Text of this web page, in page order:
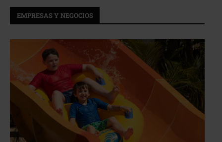
EMPRESAS Y NEGOCIOS